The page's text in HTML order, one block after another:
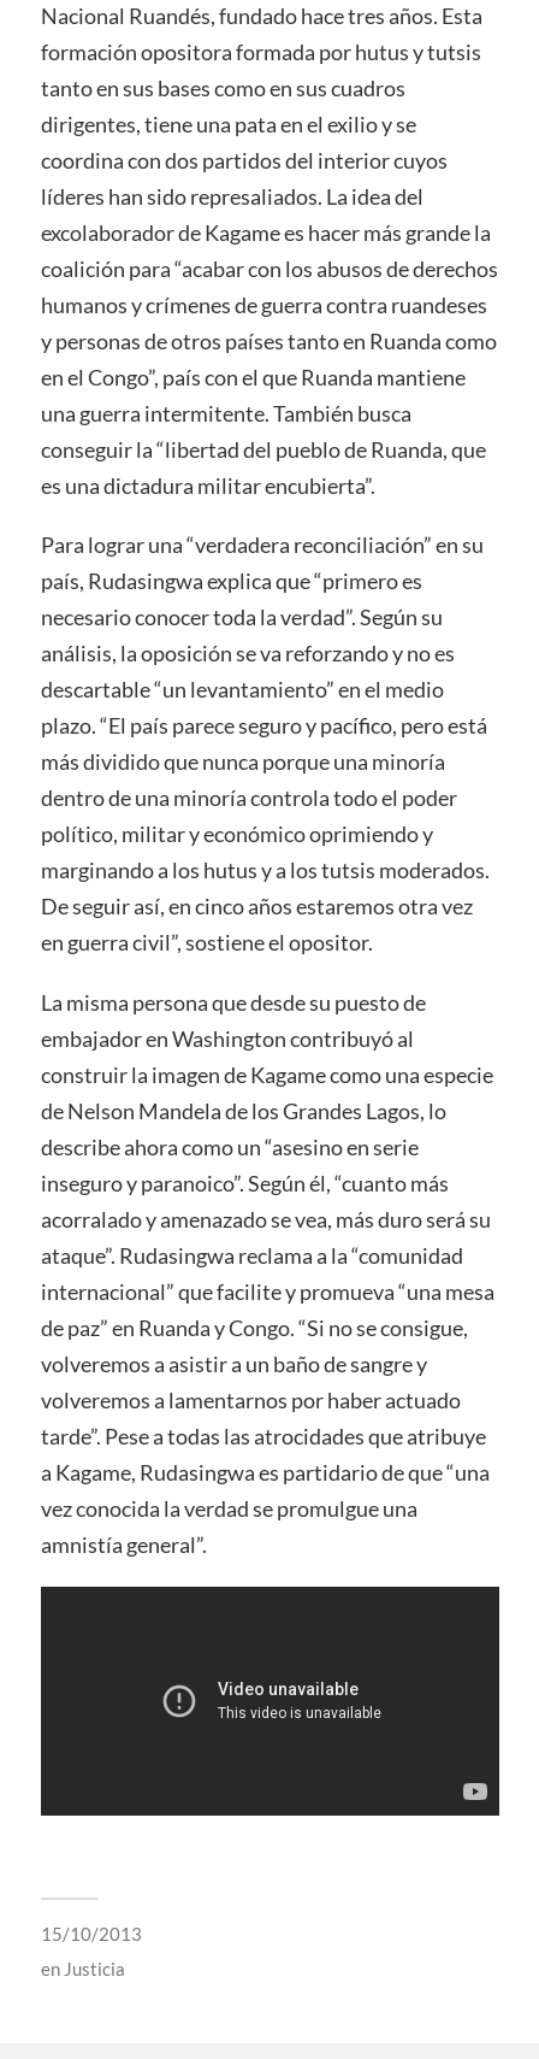
Nacional Ruandés, fundado hace tres años. Esta
formación opositora formada por hutus y tutsis
tanto en sus bases como en sus cuadros
dirigentes, tiene una pata en el exilio y se
coordina con dos partidos del interior cuyos
líderes han sido represaliados. La idea del
excolaborador de Kagame es hacer más grande la
coalición para “acabar con los abusos de derechos
humanos y crímenes de guerra contra ruandeses
y personas de otros países tanto en Ruanda como
en el Congo”, país con el que Ruanda mantiene
una guerra intermitente. También busca
conseguir la “libertad del pueblo de Ruanda, que
es una dictadura militar encubierta”.
Para lograr una “verdadera reconciliación” en su
país, Rudasingwa explica que “primero es
necesario conocer toda la verdad”. Según su
análisis, la oposición se va reforzando y no es
descartable “un levantamiento” en el medio
plazo. “El país parece seguro y pacífico, pero está
más dividido que nunca porque una minoría
dentro de una minoría controla todo el poder
político, militar y económico oprimiendo y
marginando a los hutus y a los tutsis moderados.
De seguir así, en cinco años estaremos otra vez
en guerra civil”, sostiene el opositor.
La misma persona que desde su puesto de
embajador en Washington contribuyó al
construir la imagen de Kagame como una especie
de Nelson Mandela de los Grandes Lagos, lo
describe ahora como un “asesino en serie
inseguro y paranoico”. Según él, “cuanto más
acorralado y amenazado se vea, más duro será su
ataque”. Rudasingwa reclama a la “comunidad
internacional” que facilite y promueva “una mesa
de paz” en Ruanda y Congo. “Si no se consigue,
volveremos a asistir a un baño de sangre y
volveremos a lamentarnos por haber actuado
tarde”. Pese a todas las atrocidades que atribuye
a Kagame, Rudasingwa es partidario de que “una
vez conocida la verdad se promulgue una
amnistía general”.
15/10/2013
en Justicia